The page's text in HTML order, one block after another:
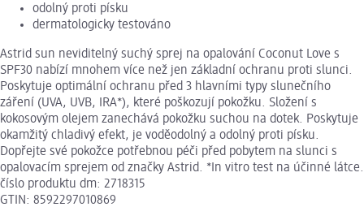
odolný proti písku
dermatologicky testováno
Astrid sun neviditelný suchý sprej na opalování Coconut Love s
SPF30 nabízí mnohem více než jen základní ochranu proti slunci.
Poskytuje optimální ochranu před 3 hlavními typy slunečního
záření (UVA, UVB, IRA*), které poškozují pokožku. Složení s
kokosovým olejem zanechává pokožku suchou na dotek. Poskytuje
okamžitý chladivý efekt, je voděodolný a odolný proti písku.
Dopřejte své pokožce potřebnou péči před pobytem na slunci s
opalovacím sprejem od značky Astrid. *In vitro test na účinné látce.
číslo produktu dm: 2718315
GTIN: 8592297010869